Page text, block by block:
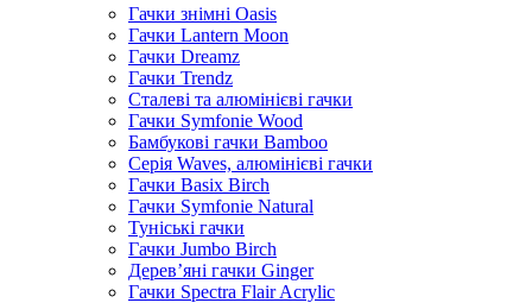
Гачки знімні Oasis
Гачки Lantern Moon
Гачки Dreamz
Гачки Trendz
Сталеві та алюмінієві гачки
Гачки Symfonie Wood
Бамбукові гачки Bamboo
Серія Waves, алюмінієві гачки
Гачки Basix Birch
Гачки Symfonie Natural
Туніські гачки
Гачки Jumbo Birch
Дерев’яні гачки Ginger
Гачки Spectra Flair Acrylic